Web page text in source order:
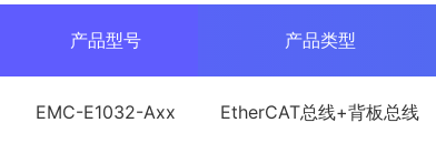
产品型号 产品类型
EMC-E1032-Axx EtherCAT总线+背板总线